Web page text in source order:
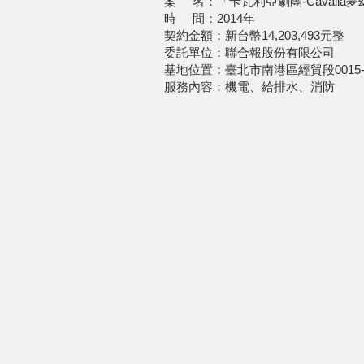
時 間：2014年
契約金額：新台幣14,203,493元整
委託單位：聯合報股份有限公司
基地位置：臺北市南港區經貿段
服務內容：機電、給排水、消防